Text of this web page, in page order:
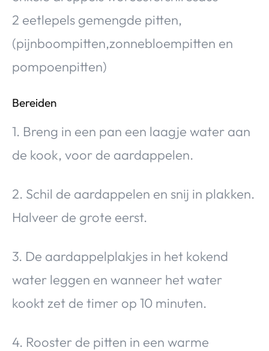
2 eetlepels gemengde pitten,
(pijnboompitten,zonnebloempitten en
pompoenpitten)
Bereiden
1. Breng in een pan een laagje water aan
de kook, voor de aardappelen.
2. Schil de aardappelen en snij in plakken.
Halveer de grote eerst.
3. De aardappelplakjes in het kokend
water leggen en wanneer het water
kookt zet de timer op 10 minuten.
4. Rooster de pitten in een warme